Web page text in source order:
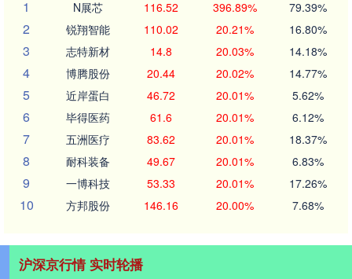
1
N展芯 116.52 396.89% 79.39%
2 锐翔智能 110.02 20.21% 16.80%
3 志特新材 14.8 20.03% 14.18%
4 博腾股份 20.44 20.02% 14.77%
5 近岸蛋白 46.72 20.01% 5.62%
6 毕得医药 61.6 20.01% 6.12%
7 五洲医疗 83.62 20.01% 18.37%
8 耐科装备 49.67 20.01% 6.83%
9 一博科技 53.33 20.01% 17.26%
10 方邦股份 146.16 20.00% 7.68%
沪深京行情 实时轮播